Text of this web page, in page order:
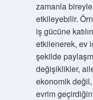
zamanla
etkileyebilir.
iş gücüne
etkilenerek, ev
şekilde
değişiklikler,
ekonomik
evrim